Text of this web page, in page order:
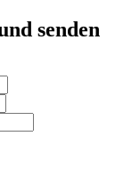
senden